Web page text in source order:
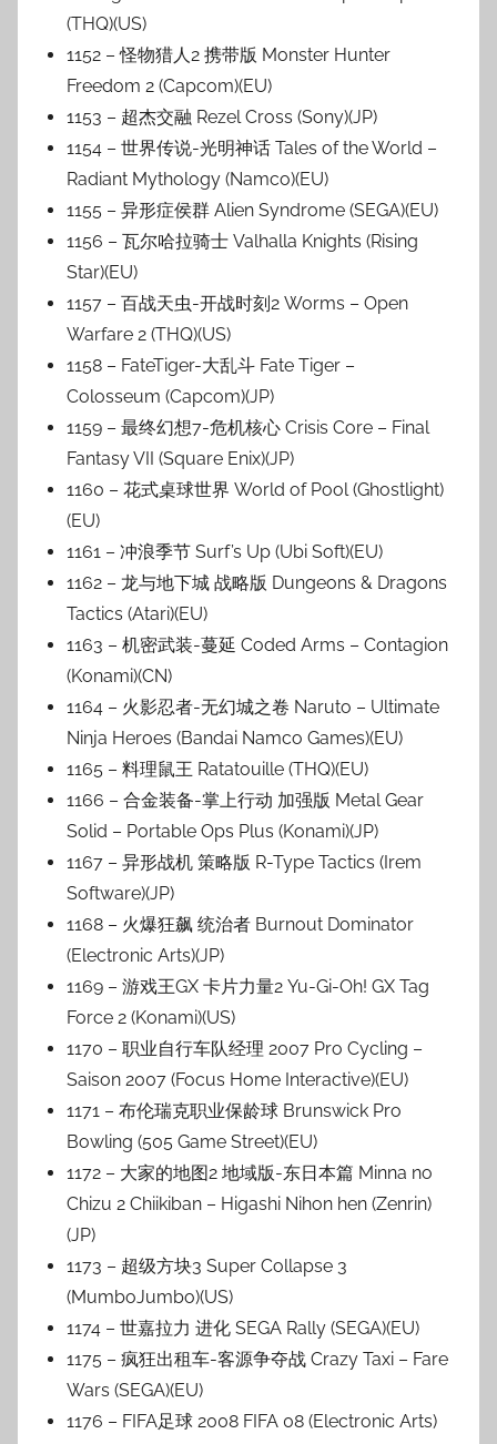
(THQ)(US)
1152 – 怪物猎人2 携带版 Monster Hunter
Freedom 2 (Capcom)(EU)
1153 – 超杰交融 Rezel Cross (Sony)(JP)
1154 – 世界传说-光明神话 Tales of the World –
Radiant Mythology (Namco)(EU)
1155 – 异形症侯群 Alien Syndrome (SEGA)(EU)
1156 – 瓦尔哈拉骑士 Valhalla Knights (Rising
Star)(EU)
1157 – 百战天虫-开战时刻2 Worms – Open
Warfare 2 (THQ)(US)
1158 – FateTiger-大乱斗 Fate Tiger –
Colosseum (Capcom)(JP)
1159 – 最终幻想7-危机核心 Crisis Core – Final
Fantasy VII (Square Enix)(JP)
1160 – 花式桌球世界 World of Pool (Ghostlight)
(EU)
1161 – 冲浪季节 Surf’s Up (Ubi Soft)(EU)
1162 – 龙与地下城 战略版 Dungeons & Dragons
Tactics (Atari)(EU)
1163 – 机密武装-蔓延 Coded Arms – Contagion
(Konami)(CN)
1164 – 火影忍者-无幻城之卷 Naruto – Ultimate
Ninja Heroes (Bandai Namco Games)(EU)
1165 – 料理鼠王 Ratatouille (THQ)(EU)
1166 – 合金装备-掌上行动 加强版 Metal Gear
Solid – Portable Ops Plus (Konami)(JP)
1167 – 异形战机 策略版 R-Type Tactics (Irem
Software)(JP)
1168 – 火爆狂飙 统治者 Burnout Dominator
(Electronic Arts)(JP)
1169 – 游戏王GX 卡片力量2 Yu-Gi-Oh! GX Tag
Force 2 (Konami)(US)
1170 – 职业自行车队经理 2007 Pro Cycling –
Saison 2007 (Focus Home Interactive)(EU)
1171 – 布伦瑞克职业保龄球 Brunswick Pro
Bowling (505 Game Street)(EU)
1172 – 大家的地图2 地域版-东日本篇 Minna no
Chizu 2 Chiikiban – Higashi Nihon hen (Zenrin)
(JP)
1173 – 超级方块3 Super Collapse 3
(MumboJumbo)(US)
1174 – 世嘉拉力 进化 SEGA Rally (SEGA)(EU)
1175 – 疯狂出租车-客源争夺战 Crazy Taxi – Fare
Wars (SEGA)(EU)
1176 – FIFA足球 2008 FIFA 08 (Electronic Arts)